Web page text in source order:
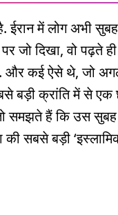
ईरान में लोग अभी
पर जो दिखा, वो
और कई ऐसे थे, जो
बड़ी क्रांति में से
समझते हैं कि उस
सबसे बड़ी